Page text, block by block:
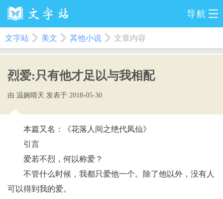
导航
文字站 美文 其他小说 文章内容
烈爱:只有他才足以与我相配
由 温婉晴天 发表于 2018-05-30
本篇又名：《花落人间之绝代凤仙》
引言
爱若不烈，何以称爱？
不管什么时候，我都只爱他一个。除了他以外，没有人
可以得到我的爱。